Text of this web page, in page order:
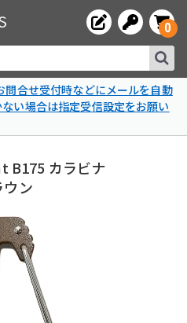
0
問合せ受付時などにメールを自動
い場合は指定受信設定をお願い
B175 カラビナ
ン